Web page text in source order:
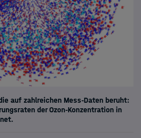
auf zahlreichen Mess-Daten beruht:
der Ozon-Konzentration in